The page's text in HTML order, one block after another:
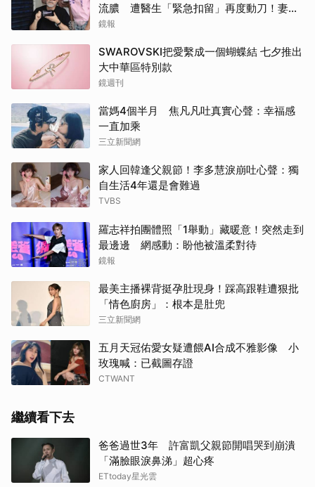
流膿 遭醫生「緊急扣留」再度動刀！妻心
力交瘁曝現況
鏡報
SWAROVSKI把愛繫成一個蝴蝶結 七夕推出
大中華區特別款
鏡週刊
當媽4個半月 焦凡凡吐真實心聲：幸福感
一直加乘
三立新聞網
家人回韓逢父親節！李多慧淚崩吐心聲：獨
自生活4年還是會難過
TVBS
羅志祥拍團體照「1舉動」藏暖意！突然走到
最邊邊 網感動：盼他被溫柔對待
鏡報
最美主播裸背挺孕肚現身！踩高跟鞋遭狠批
「情色廚房」：根本是肚兜
三立新聞網
五月天冠佑愛女疑遭餵AI合成不雅影像 小
玫瑰喊：已截圖存證
CTWANT
繼續看下去
爸爸過世3年 許富凱父親節開唱哭到崩潰
「滿臉眼淚鼻涕」超心疼
ETtoday星光雲